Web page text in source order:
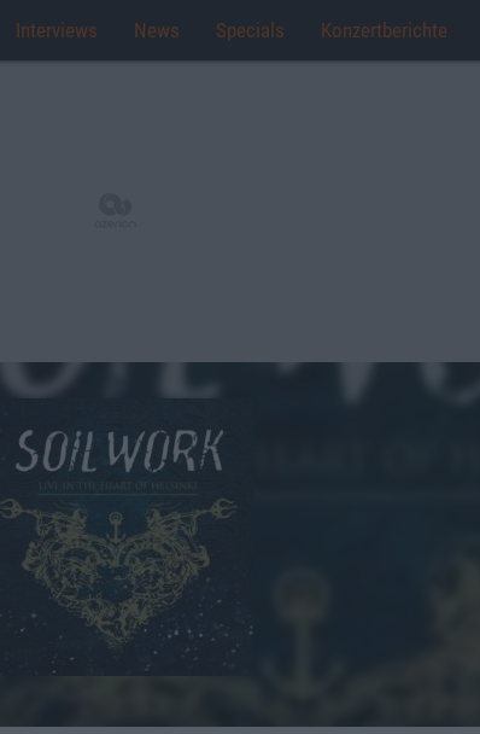
Interviews News Specials Konzertberichte